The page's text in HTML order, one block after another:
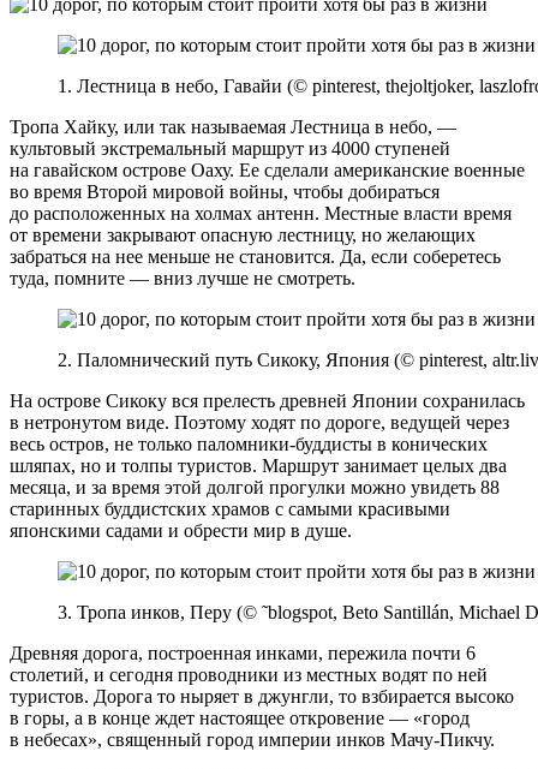
1. Лестница в небо, Гавайи (© pinterest, thejoltjoker,
Тропа Хайку, или так называемая Лестница в небо, —
культовый экстремальный маршрут из 4000 ступеней
на гавайском острове Оаху. Ее сделали американские военные
во время Второй мировой войны, чтобы добираться
до расположенных на холмах антенн. Местные власти время
от времени закрывают опасную лестницу, но желающих
забраться на нее меньше не становится. Да, если соберетесь
туда, помните — вниз лучше не смотреть.
2. Паломнический путь Сикоку, Япония (© pinterest,
На острове Сикоку вся прелесть древней Японии сохранилась
в нетронутом виде. Поэтому ходят по дороге, ведущей через
весь остров, не только паломники-буддисты в конических
шляпах, но и толпы туристов. Маршрут занимает целых два
месяца, и за время этой долгой прогулки можно увидеть 88
старинных буддистских храмов с самыми красивыми
японскими садами и обрести мир в душе.
3. Тропа инков, Перу (© ˜blogspot, Beto Santillán, Michael
Древняя дорога, построенная инками, пережила почти 6
столетий, и сегодня проводники из местных водят по ней
туристов. Дорога то ныряет в джунгли, то взбирается высоко
в горы, а в конце ждет настоящее откровение — «город
в небесах», священный город империи инков Мачу-Пикчу.